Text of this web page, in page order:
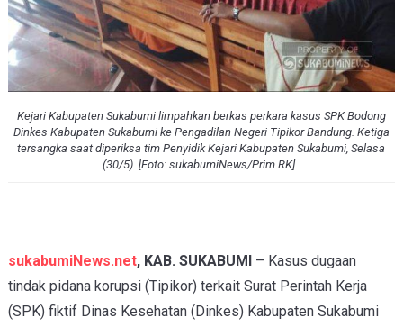
Kejari Kabupaten Sukabumi limpahkan berkas perkara kasus SPK Bodong
Dinkes Kabupaten Sukabumi ke Pengadilan Negeri Tipikor Bandung. Ketiga
tersangka saat diperiksa tim Penyidik Kejari Kabupaten Sukabumi, Selasa
(30/5). [Foto: sukabumiNews/Prim RK]
sukabumiNews.net, KAB. SUKABUMI– Kasus dugaan
tindak pidana korupsi (Tipikor) terkait Surat Perintah Kerja
(SPK) fiktif Dinas Kesehatan (Dinkes) Kabupaten Sukabumi